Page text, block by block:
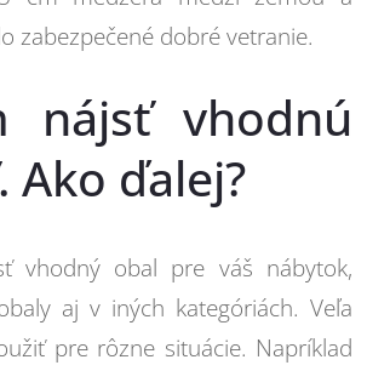
zabezpečené dobré vetranie.
nájsť vhodnú
Ako ďalej?
vhodný obal pre váš nábytok,
aj v iných kategóriách. Veľa
pre rôzne situácie. Napríklad